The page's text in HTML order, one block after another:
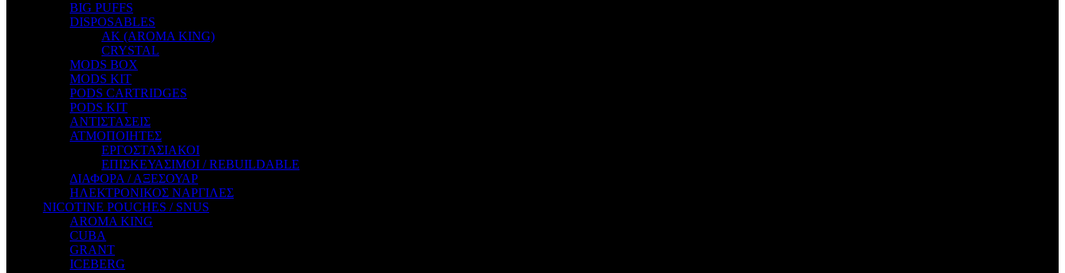
OPMH PROJECT
S-ELF JUICE
SADBOY
SCANDAL
SECRET FOREST
STEAM CITY LIQUIDS
STEAM TRAIN
STEAMPUNK
TALES
TATTOO
THE ALCHEMIST
THE SMOKER'S CLUB
TIKI MAHU
TWIST
VAPE NOVA
VGOD
WILD ZOO
YETI
ZEUS JUICE
BIG PUFFS
DISPOSABLES
AK (AROMA KING)
CRYSTAL
MODS BOX
MODS KIT
PODS CARTRIDGES
PODS KIT
ΑΝΤΙΣΤΑΣΕΙΣ
ΑΤΜΟΠΟΙΗΤΕΣ
ΕΡΓΟΣΤΑΣΙΑΚΟΙ
ΕΠΙΣΚΕΥΑΣΙΜΟΙ / REBUILDABLE
ΔΙΑΦΟΡΑ / ΑΞΕΣΟΥΑΡ
ΗΛΕΚΤΡΟΝΙΚΟΣ ΝΑΡΓΙΛΕΣ
NICOTINE POUCHES / SNUS
AROMA KING
CUBA
GRANT
ICEBERG